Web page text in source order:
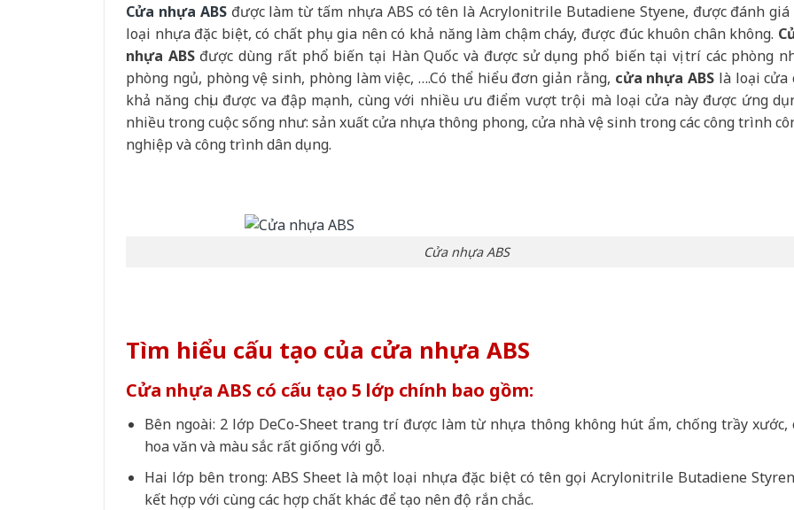
Cửa nhựa ABSđược làm từ tấm nhựa ABS có tên là Acrylonitrile Butadiene Styene, được đánh giá
loại nhựa đặc biệt, có chất phụ gia nên có khả năng làm chậm cháy, được đúc khuôn chân không.
nhựa ABSđược dùng rất phổ biến tại Hàn Quốc và được sử dụng phổ biến tại vị trí các phòng
phòng ngủ, phòng vệ sinh, phòng làm việc, ….Có thể hiểu đơn giản rằng, cửa nhựa ABS là loại cửa
khả năng chịu được va đập mạnh, cùng với nhiều ưu điểm vượt trội mà loại cửa này được ứng
nhiều trong cuộc sống như: sản xuất cửa nhựa thông phong, cửa nhà vệ sinh trong các công trình
nghiệp và công trình dân dụng.
Cửa nhựa ABS
Tìm hiểu cấu tạo của cửa nhựa ABS
Cửa nhựa ABS có cấu tạo 5 lớp chính bao gồm:
Bên ngoài: 2 lớp DeCo-Sheet trang trí được làm từ nhựa thông không hút ẩm, chống trầy xước,
hoa văn và màu sắc rất giống với gỗ.
Hai lớp bên trong: ABS Sheet là một loại nhựa đặc biệt có tên gọi Acrylonitrile Butadiene
kết hợp với cùng các hợp chất khác để tạo nên độ rắn chắc.